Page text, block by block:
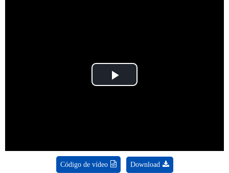
Play
Código de vídeo Download